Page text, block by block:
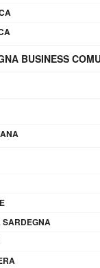
BUSINESS
SARDEGNA